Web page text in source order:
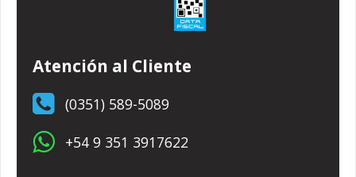
Atención al Cliente
(0351) 589-5089
+54 9 351 3917622